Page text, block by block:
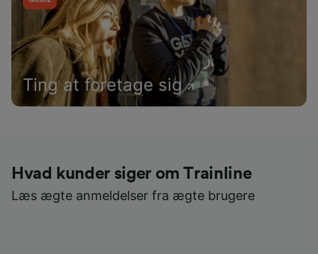
Ting at foretage sig
Hvad kunder siger om Trainline
Læs ægte anmeldelser fra ægte brugere